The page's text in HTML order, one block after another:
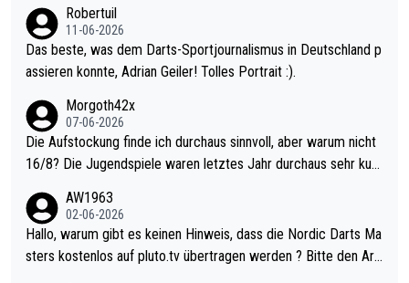
Robertuil
11-06-2026
Das beste, was dem Darts-Sportjournalismus in Deutschland p
assieren konnte, Adrian Geiler! Tolles Portrait :).
Morgoth42x
07-06-2026
Die Aufstockung finde ich durchaus sinnvoll, aber warum nicht
16/8? Die Jugendspiele waren letztes Jahr durchaus sehr kurz
Allerdings ist Mitchell Lawrie als Nummer 1 der Welt eh qualifi
ziert. Somit ändert die automatische Qualifikation des Weltmei
sters erstmal nichts. Ich denke sie wollen damit für nächstes J
AW1963
02-06-2026
Hallo, warum gibt es keinen Hinweis, dass die Nordic Darts Ma
sters kostenlos auf pluto.tv übertragen werden ? Bitte den Arti